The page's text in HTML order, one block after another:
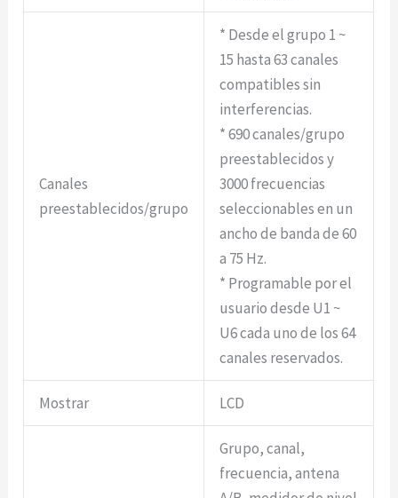
Canales
preestablecidos/grupo
* Desde el grupo 1 ~
15 hasta 63 canales
compatibles sin
interferencias.
* 690 canales/grupo
preestablecidos y
3000 frecuencias
seleccionables en un
ancho de banda de 60
a 75 Hz.
* Programable por el
usuario desde U1 ~
U6 cada uno de los 64
canales reservados.
Mostrar LCD
Grupo, canal,
frecuencia, antena